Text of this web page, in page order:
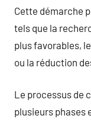
Cette démarche
tels que la
plus favorables,
ou la réduction
Le processus de
plusieurs phases